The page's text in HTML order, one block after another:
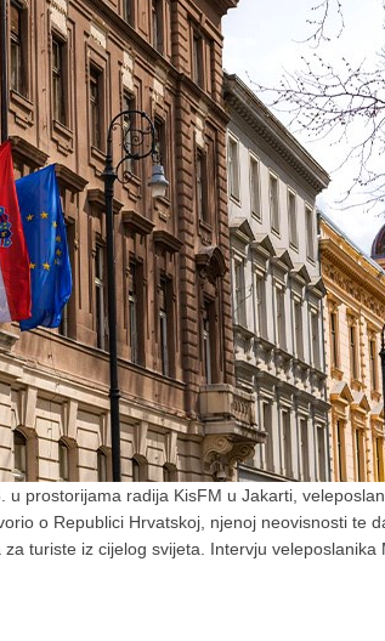
prostorijama radija KisFM u Jakarti,
o Republici Hrvatskoj, njenoj neovisnosti te
turiste iz cijelog svijeta. Intervju veleposlanika